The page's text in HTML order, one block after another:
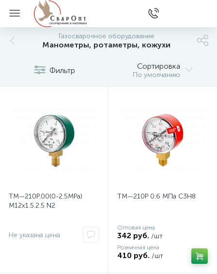
Газосварочное оборудование
Манометры, ротаметры, кожухи
Фильтр Сортировка
По умолчанию
ТМ—210Р.00(0-2.5МРа)
M12x1.5.2.5 N2
Не указана цена
ТМ—210Р 0.6 МПа С3Н8
Оптовая цена
342 руб. /шт
Розничная цена
410 руб. /шт